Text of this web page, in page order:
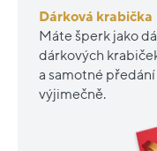
Dárková krabička
Máte šperk jako
dárkových
a samotné
výjimečně.